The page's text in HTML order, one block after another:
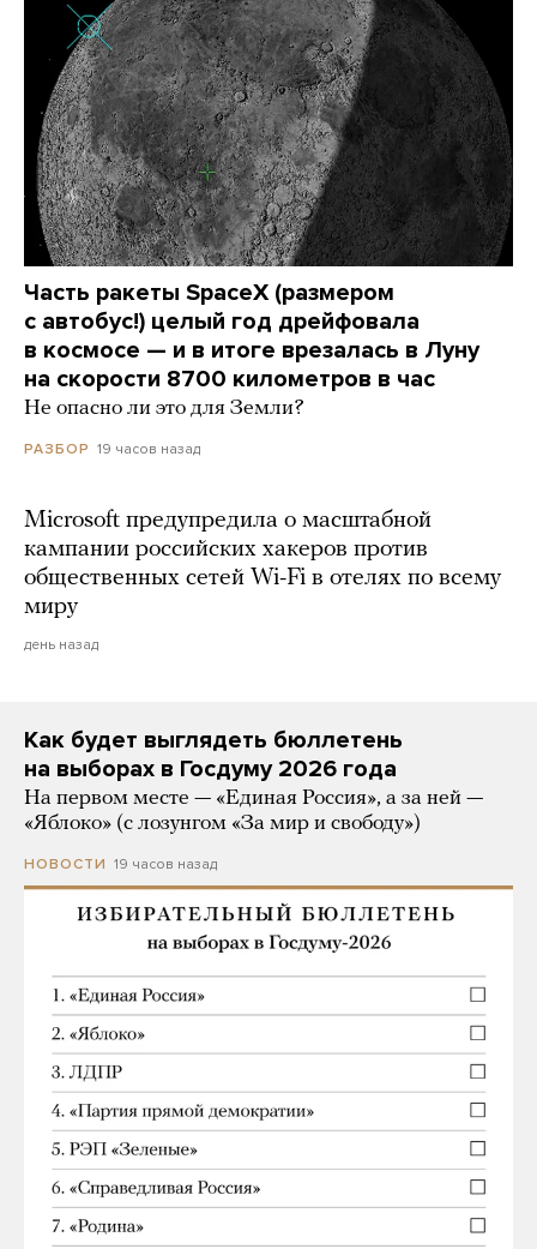
Часть ракеты SpaceX (размером
с автобус!) целый год дрейфовала
в космосе — и в итоге врезалась в Луну
на скорости 8700 километров в час
Не опасно ли это для Земли?
РАЗБОР 19 часов назад
Microsoft предупредила о масштабной
кампании российских хакеров против
общественных сетей Wi-Fi в отелях по всему
миру
день назад
Как будет выглядеть бюллетень
на выборах в Госдуму 2026 года
На первом месте — «Единая Россия», а за ней —
«Яблоко» (с лозунгом «За мир и свободу»)
НОВОСТИ 19 часов назад